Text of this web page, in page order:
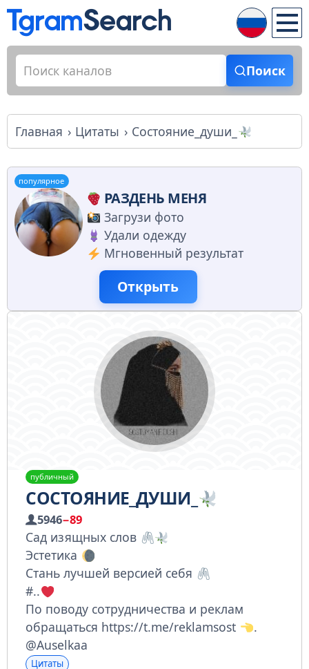
Поиск
Главная Цитаты Состояние_души_
популярное
РАЗДЕНЬ МЕНЯ
Загрузи фото
Удали одежду
Мгновенный результат
Открыть
публичный
СОСТОЯНИЕ_ДУШИ_
5946−89
Сад изящных слов
Эстетика
Стань лучшей версией себя
#..
По поводу сотрудничества и реклам
обращаться https://t.me/reklamsost
.
@Auselkaa
Цитаты